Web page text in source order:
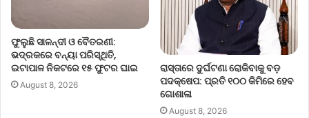
ଫୁଲୁଛି ସାଳନ୍ଦୀ ଓ ବୈତରଣୀ:
ଭଦ୍ରକରେ ବନ୍ୟା ପରିସ୍ଥିତି,
ଇଟାପାଳ ନିକଟରେ ୧୫ ଫୁଟର ଘାଇ
August 8, 2026
ରାସ୍ତାରେ ଦୁର୍ଘଟଣା ରୋକିବାକୁ ବଡ଼
ପଦକ୍ଷେପ: ପ୍ରତି ୧୦୦ କିମିରେ ହେବ
ଗୋଶାଳା
August 8, 2026